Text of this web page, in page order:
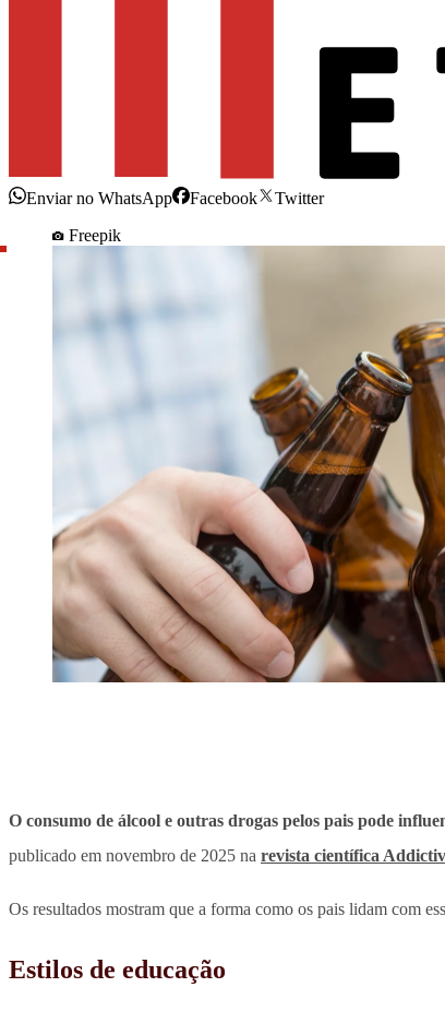
Enviar no WhatsApp Facebook
Twitter
Freepik
O consumo de álcool e outras drogas pelos pais pode
publicado em novembro de 2025 na revista científica
Os resultados mostram que a forma como os pais lidam com
Estilos de educação